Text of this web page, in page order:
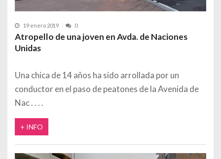
19 enero 2019 0
Atropello de una joven en Avda. de Naciones
Unidas
Una chica de 14 años ha sido arrollada por un
conductor en el paso de peatones de la Avenida de
Nac
+ INFO